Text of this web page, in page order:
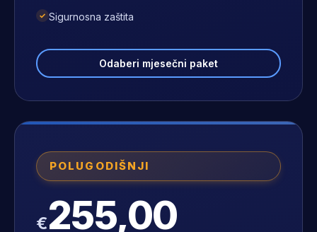
✓ Sigurnosna zaštita
Odaberi mjesečni paket
POLUGODIŠNJI
€255,00